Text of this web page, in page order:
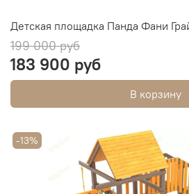
Детская площадка Панда Фани
199 000 руб
183 900 руб
В корзину
-13%